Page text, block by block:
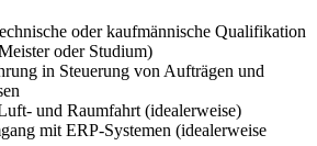
oder kaufmännische Qualifikation
oder Studium)
in Steuerung von Aufträgen und
und Raumfahrt (idealerweise)
mit ERP-Systemen (idealerweise